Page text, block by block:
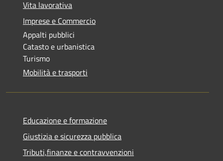
Vita lavorativa
Imprese e Commercio
Appalti pubblici
Catasto e urbanistica
Turismo
Mobilità e trasporti
Educazione e formazione
Giustizia e sicurezza pubblica
Tributi,finanze e contravvenzioni